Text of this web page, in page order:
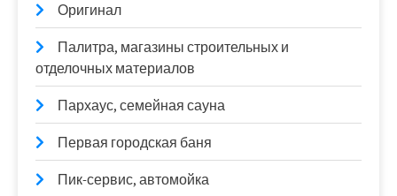
Оригинал
Палитра, магазины строительных и
отделочных материалов
Пархаус, семейная сауна
Первая городская баня
Пик-сервис, автомойка